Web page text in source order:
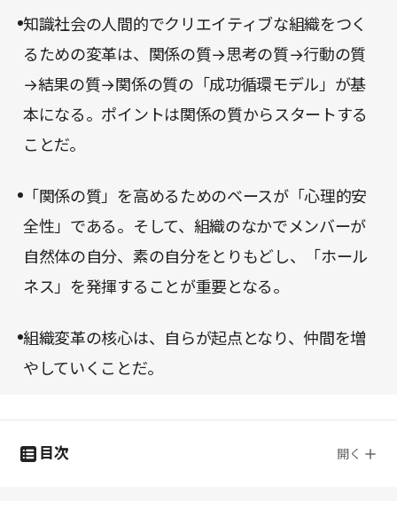
知識社会の人間的でクリエイティブな組織をつく
るための変革は、関係の質→思考の質→行動の質
→結果の質→関係の質の「成功循環モデル」が基
本になる。ポイントは関係の質からスタートする
ことだ。
「関係の質」を高めるためのベースが「心理的安
全性」である。そして、組織のなかでメンバーが
自然体の自分、素の自分をとりもどし、「ホール
ネス」を発揮することが重要となる。
組織変革の核心は、自らが起点となり、仲間を増
やしていくことだ。
目次 開く